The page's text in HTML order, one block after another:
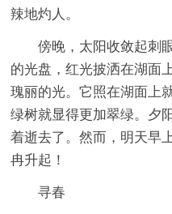
辣地灼人。
傍晚，太阳收敛起刺
的光盘，红光披洒在湖面
瑰丽的光。它照在湖面上
绿树就显得更加翠绿。夕
着逝去了。然而，明天早
冉升起！
寻春